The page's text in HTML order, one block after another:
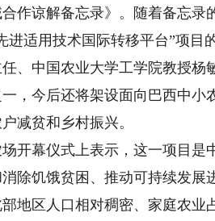
作谅解备忘录》。随着备忘录
适用技术国际转移平台”项目
中国农业大学工学院教授杨
，今后还将架设面向巴西中小
减贫和乡村振兴。
幕仪式上表示，这一项目是
除饥饿贫困、推动可持续发展
地区人口相对稠密、家庭农业